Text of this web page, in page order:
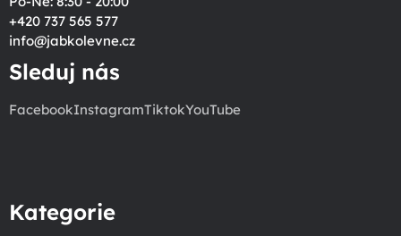
+420 737 565 577
info@jabkolevne.cz
Sleduj nás
FacebookInstagramTiktokYouTube
Kategorie